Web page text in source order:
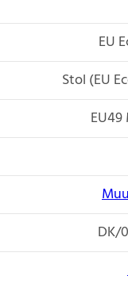
EU
Stol (EU
DK/